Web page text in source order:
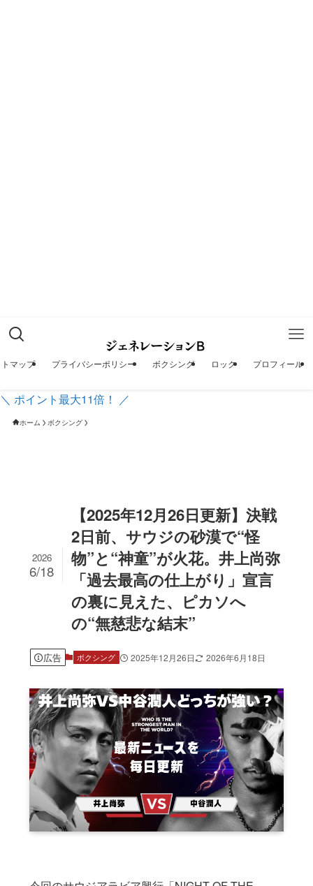
マップ プライバシーポリシー ボクシング ロック プロフィール
＼ ポイント最大11倍！ ／
ホーム ボクシング
【2025年12月26日更新】決戦
2日前、サウジの砂漠で“怪
物”と“神童”が火花。井上尚弥
「過去最高の仕上がり」宣言
の裏に見えた、ピカソへ
の“無慈悲な結末”
2026
6/18
広告 ボクシング 2025年12月26日 2026年6月18日